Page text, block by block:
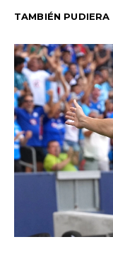
TAMBIÉN PUDIERA